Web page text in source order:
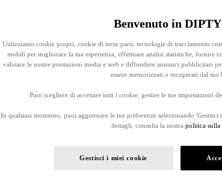
Benvenuto in
Utilizziamo cookie propri, cookie di terze parti, tecnologie di tracciamento
mobili per migliorare la tua esperienza, effettuare analisi statistiche, fornire
valutare le nostre prestazioni media e web e diffondere annunci pubblicitari
essere memorizzati o recuperati dal tuo
Puoi scegliere di accettare tutti i cookie, gestire le tue impostazioni
In qualsiasi momento, puoi aggiornare le tue preferenze selezionando
dettagli, consulta la nostra politica sulla
Gestisci i miei cookie